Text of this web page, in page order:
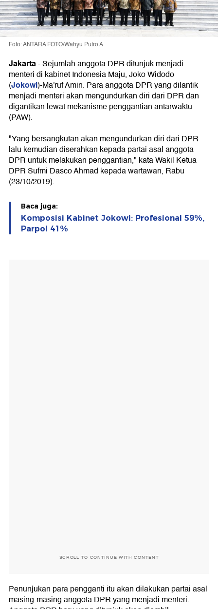
Foto: ANTARA FOTO/Wahyu Putro A
Jakarta-Sejumlah anggota DPR ditunjuk menjadi
menteri di kabinet Indonesia Maju, Joko Widodo
(Jokowi)-Ma'ruf Amin. Para anggota DPR yang dilantik
menjadi menteri akan mengundurkan diri dari DPR dan
digantikan lewat mekanisme penggantian antarwaktu
(PAW).
"Yang bersangkutan akan mengundurkan diri dari DPR
lalu kemudian diserahkan kepada partai asal anggota
DPR untuk melakukan penggantian," kata Wakil Ketua
DPR Sufmi Dasco Ahmad kepada wartawan, Rabu
(23/10/2019).
Baca juga:
Komposisi Kabinet Jokowi: Profesional 59%,
Parpol 41%
SCROLL TO CONTINUE WITH CONTENT
Penunjukan para pengganti itu akan dilakukan partai asal
masing-masing anggota DPR yang menjadi menteri.